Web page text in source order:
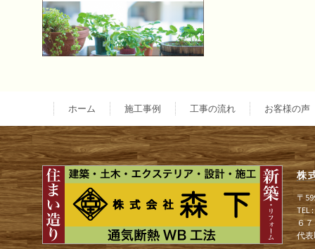
ナ
ビ
ゲ
ー
ホーム 施工事例 工事の流れ お客様の声
株
〒
TEL
６
代